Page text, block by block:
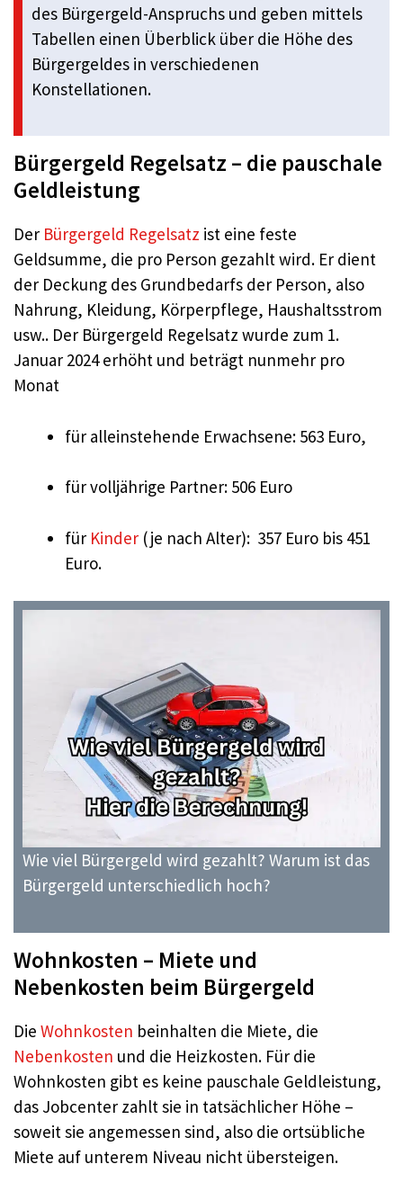
des Bürgergeld-Anspruchs und geben mittels
Tabellen einen Überblick über die Höhe des
Bürgergeldes in verschiedenen
Konstellationen.
Bürgergeld Regelsatz – die pauschale
Geldleistung
Der Bürgergeld Regelsatz ist eine feste
Geldsumme, die pro Person gezahlt wird. Er dient
der Deckung des Grundbedarfs der Person, also
Nahrung, Kleidung, Körperpflege, Haushaltsstrom
usw.. Der Bürgergeld Regelsatz wurde zum 1.
Januar 2024 erhöht und beträgt nunmehr pro
Monat
für alleinstehende Erwachsene: 563 Euro,
für volljährige Partner: 506 Euro
für Kinder (je nach Alter): 357 Euro bis 451
Euro.
Wie viel Bürgergeld wird gezahlt? Warum ist das
Bürgergeld unterschiedlich hoch?
Wohnkosten – Miete und
Nebenkosten beim Bürgergeld
Die Wohnkosten beinhalten die Miete, die
Nebenkosten und die Heizkosten. Für die
Wohnkosten gibt es keine pauschale Geldleistung,
das Jobcenter zahlt sie in tatsächlicher Höhe –
soweit sie angemessen sind, also die ortsübliche
Miete auf unterem Niveau nicht übersteigen.